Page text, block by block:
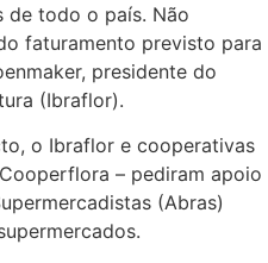
de todo o país. Não
faturamento previsto para
presidente do
(Ibraflor).
o Ibraflor e cooperativas
– pediram apoio
(Abras)